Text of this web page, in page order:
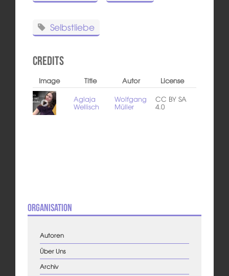
Selbstliebe
Credits
Image Title Autor
License
Aglaja
Wellisch
Wolfgang
Müller
CC BY SA
4.0
Organisation
Autoren
Über Uns
Archiv